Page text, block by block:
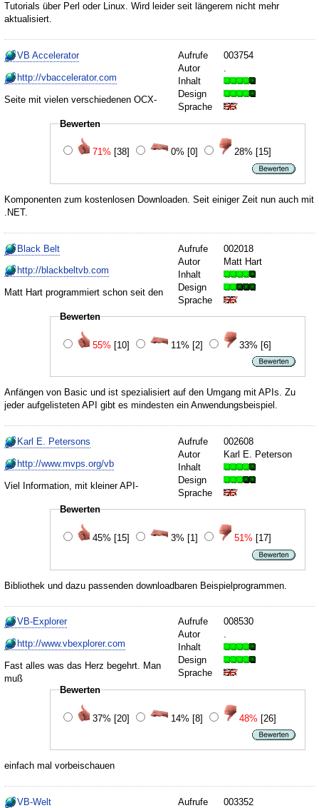
Tutorials über Perl oder Linux. Wird leider seit längerem nicht mehr
aktualisiert.
Aufrufe
003754
Autor
.
Inhalt
Design
Sprache
Bewerten
71% [38] 0% [0] 28% [15]
VB Accelerator
http://vbaccelerator.com
Seite mit vielen verschiedenen OCX-
Komponenten zum kostenlosen Downloaden. Seit einiger Zeit nun auch mit
.NET.
Aufrufe
002018
Autor
Matt Hart
Inhalt
Design
Sprache
Bewerten
55% [10] 11% [2] 33% [6]
Black Belt
http://blackbeltvb.com
Matt Hart programmiert schon seit den
Anfängen von Basic und ist spezialisiert auf den Umgang mit APIs. Zu
jeder aufgelisteten API gibt es mindesten ein Anwendungsbeispiel.
Aufrufe
002608
Autor
Karl E. Peterson
Inhalt
Design
Sprache
Bewerten
45% [15] 3% [1] 51% [17]
Karl E. Petersons
http://www.mvps.org/vb
Viel Information, mit kleiner API-
Bibliothek und dazu passenden downloadbaren Beispielprogrammen.
Aufrufe
008530
Autor
.
Inhalt
Design
Sprache
Bewerten
37% [20] 14% [8] 48% [26]
VB-Explorer
http://www.vbexplorer.com
Fast alles was das Herz begehrt. Man
muß
einfach mal vorbeischauen
Aufrufe
003352
VB-Welt